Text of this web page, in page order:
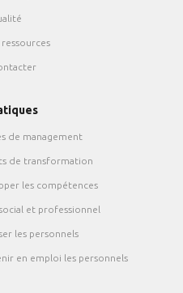
de management
de transformation
les compétences
et professionnel
les personnels
en emploi les personnels